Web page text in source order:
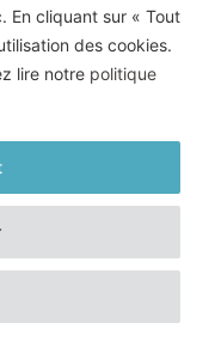
En cliquant sur « Tout
des cookies.
lire notre politique
Hilaire
légales|Politique de
réservés